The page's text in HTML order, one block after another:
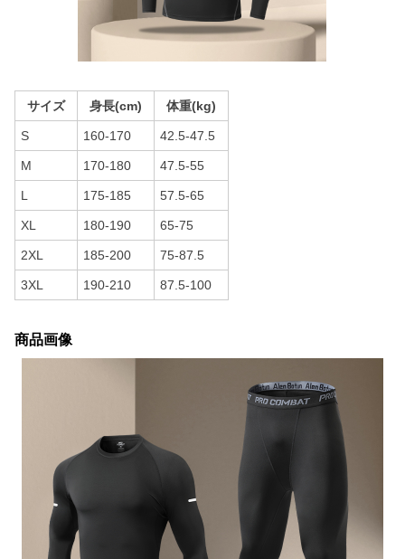
サイズ 身長(cm) 体重(kg)
S 160-170 42.5-47.5
M 170-180 47.5-55
L 175-185 57.5-65
XL 180-190 65-75
2XL 185-200 75-87.5
3XL 190-210 87.5-100
商品画像